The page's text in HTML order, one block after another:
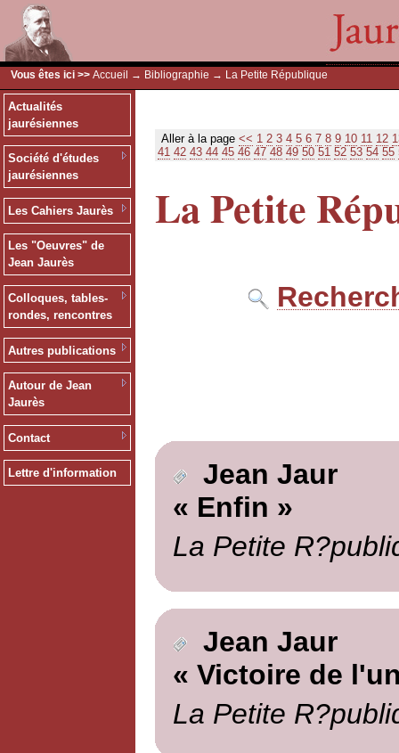
Vous êtes ici >> Accueil → Bibliographie → La Petite République
Actualités
jaurésiennes
Société d'études
jaurésiennes
Les Cahiers Jaurès
Les "Oeuvres" de
Jean Jaurès
Colloques, tables-
rondes, rencontres
Autres publications
Autour de Jean
Jaurès
Contact
Lettre d'information
Aller à la page << 1 2 3 4 5 6 7 8 9 10 11 12
41 42 43 44 45 46 47 48 49 50 51 52 53 54 55
La Petite
Jean Jaur
« Enfin »
La Petite
Jean Jaur
« Victoire de
La Petite